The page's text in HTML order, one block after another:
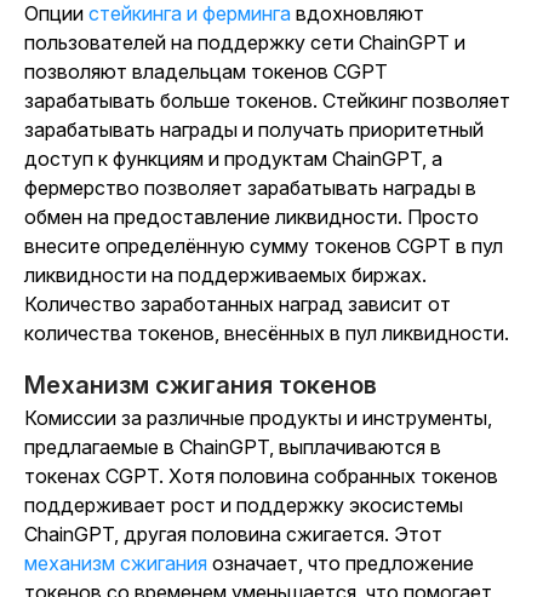
Опции стейкинга и ферминга вдохновляют
пользователей на поддержку сети ChainGPT и
позволяют владельцам токенов CGPT
зарабатывать больше токенов. Стейкинг позволяет
зарабатывать награды и получать приоритетный
доступ к функциям и продуктам ChainGPT, а
фермерство позволяет зарабатывать награды в
обмен на предоставление ликвидности. Просто
внесите определённую сумму токенов CGPT в пул
ликвидности на поддерживаемых биржах.
Количество заработанных наград зависит от
количества токенов, внесённых в пул ликвидности.
Механизм сжигания токенов
Комиссии за различные продукты и инструменты,
предлагаемые в ChainGPT, выплачиваются в
токенах CGPT. Хотя половина собранных токенов
поддерживает рост и поддержку экосистемы
ChainGPT, другая половина сжигается. Этот
механизм сжигания означает, что предложение
токенов со временем уменьшается, что помогает